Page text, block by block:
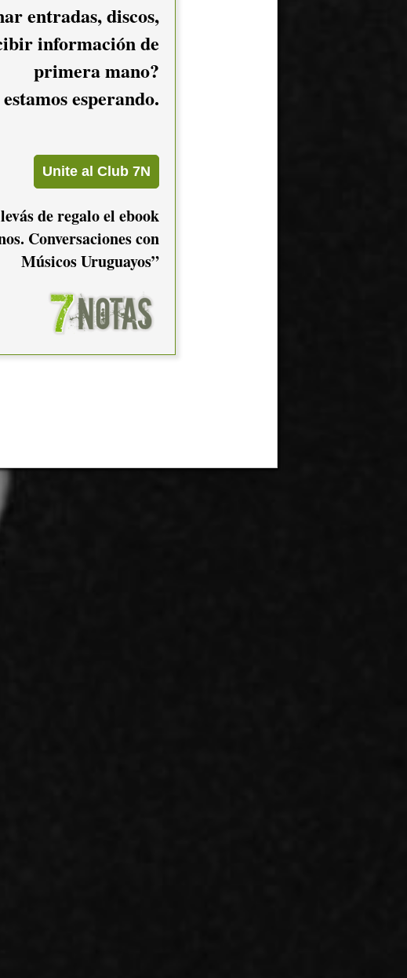
entradas, discos,
información de
primera mano?
esperando.
de regalo el ebook
Conversaciones con
Músicos Uruguayos”